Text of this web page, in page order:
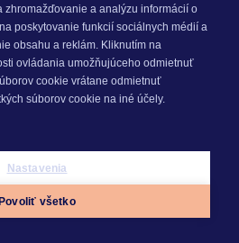
nápor
?
štart sezónneho maratónu.
následné novoročné výpredaje
sa valia, e-maily
zhromažďovanie a analýzu informácií o
poskytovanie funkcií sociálnych médií a
obsahu a reklám. Kliknutím na
ovládania umožňujúceho odmietnuť
cookie vrátane odmietnuť
súborov cookie na iné účely.
Nastavenia
všetko